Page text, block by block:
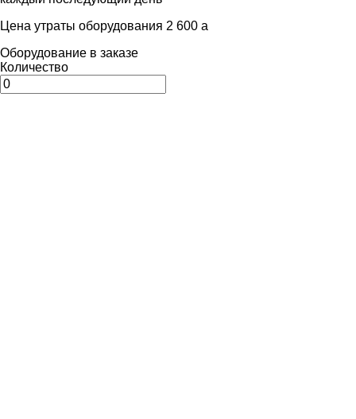
Цена утраты оборудования 2 600 a
Оборудование в заказе
Количество